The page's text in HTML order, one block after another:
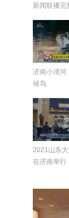
新闻联播完
济南小清河
候鸟
2021山东
在济南举行